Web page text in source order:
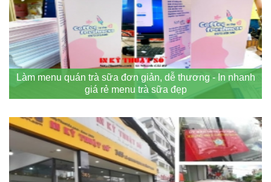
Làm menu quán trà sữa đơn giản, dễ thương - In nhanh
giá rẻ menu trà sữa đẹp